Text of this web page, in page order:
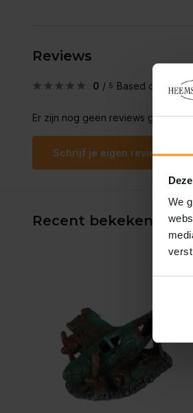
We
Reviews
0 / 5 Based on 0
Er zijn nog geen reviews
Schrijf je eigen review
Recent bekeken